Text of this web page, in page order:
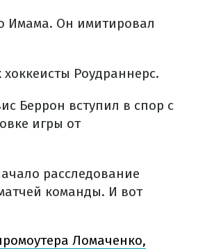
Имама. Он имитировал
Роудраннерс.
Беррон вступил в спор с
игры от
расследование
команды. И вот
Ломаченко,